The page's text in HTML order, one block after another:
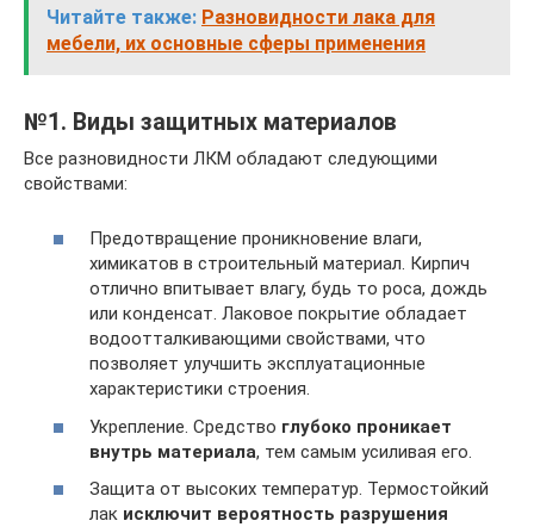
Читайте также: Разновидности лака для
мебели, их основные сферы применения
№1. Виды защитных материалов
Все разновидности ЛКМ обладают следующими
свойствами:
Предотвращение проникновение влаги,
химикатов в строительный материал. Кирпич
отлично впитывает влагу, будь то роса, дождь
или конденсат. Лаковое покрытие обладает
водоотталкивающими свойствами, что
позволяет улучшить эксплуатационные
характеристики строения.
Укрепление. Средство глубоко проникает
внутрь материала, тем самым усиливая его.
Защита от высоких температур. Термостойкий
лак исключит вероятность разрушения